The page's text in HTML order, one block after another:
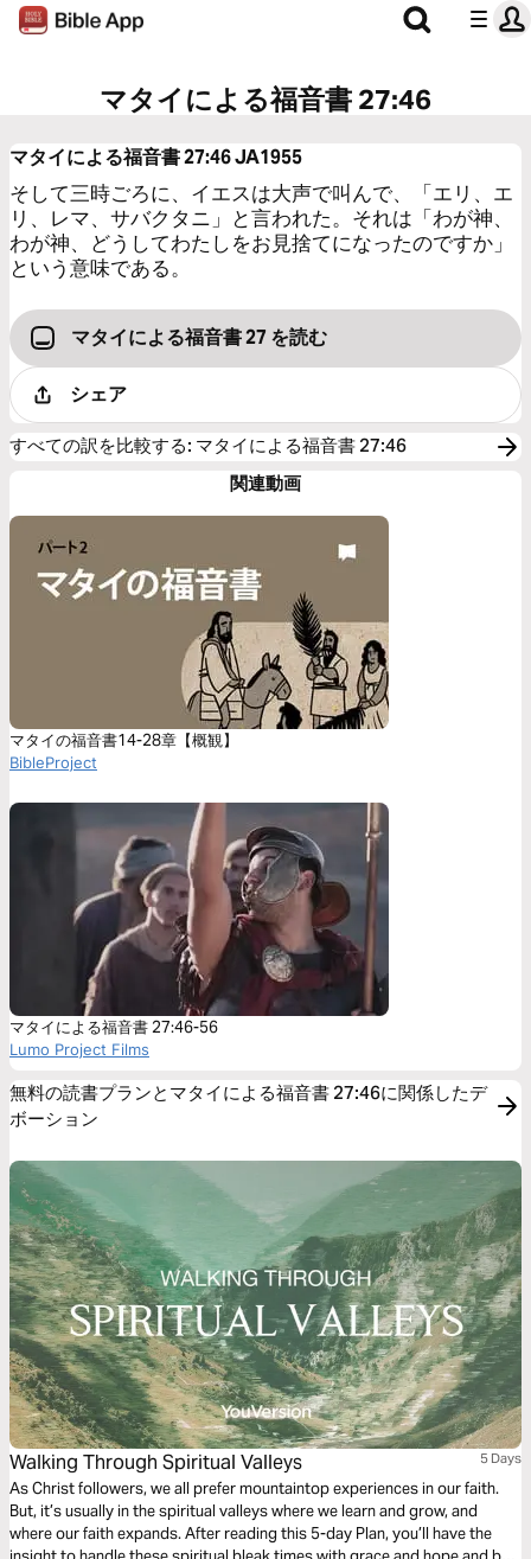
マタイによる福音書 27:46
マタイによる福音書 27:46JA1955
そして三時ごろに、イエスは大声で叫んで、「エリ、エ
リ、レマ、サバクタニ」と言われた。それは「わが神、
わが神、どうしてわたしをお見捨てになったのですか」
という意味である。
マタイによる福音書 27 を読む
シェア
すべての訳を比較する: マタイによる福音書 27:46
関連動画
マタイの福音書14-28章【概観】
BibleProject
マタイによる福音書 27:46-56
Lumo Project Films
無料の読書プランとマタイによる福音書 27:46に関係したデ
ボーション
Walking Through Spiritual Valleys 5 Days
As Christ followers, we all prefer mountaintop experiences in our faith.
But, it’s usually in the spiritual valleys where we learn and grow, and
where our faith expands. After reading this 5-day Plan, you’ll have the